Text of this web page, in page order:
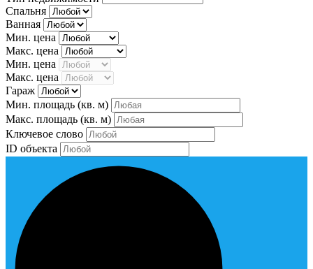
Спальня
Ванная
Мин. цена
Макс. цена
Мин. цена
Макс. цена
Гараж
Мин. площадь (кв. м)
Макс. площадь (кв. м)
Ключевое слово
ID объекта